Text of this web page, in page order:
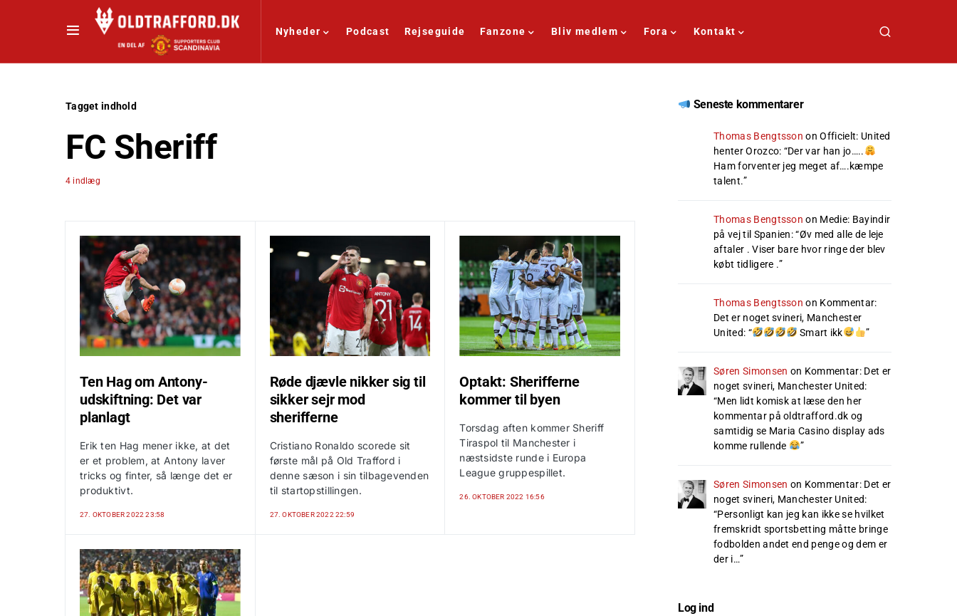
Nyheder Podcast Rejseguide Fanzone Bliv medlem Fora Kontakt
Tagget indhold
FC Sheriff
4 indlæg
Ten Hag om Antony-
udskiftning: Det var
planlagt
Erik ten Hag mener ikke, at det
er et problem, at Antony laver
tricks og finter, så længe det er
produktivt.
27. OKTOBER 2022 23:58
Røde djævle nikker sig til
sikker sejr mod
sherifferne
Cristiano Ronaldo scorede sit
første mål på Old Trafford i
denne sæson i sin tilbagevenden
til startopstillingen.
27. OKTOBER 2022 22:59
Optakt: Sherifferne
kommer til byen
Torsdag aften kommer Sheriff
Tiraspol til Manchester i
næstsidste runde i Europa
League gruppespillet.
26. OKTOBER 2022 16:56
Seneste kommentarer
Thomas Bengtsson onOfficielt: United
henter Orozco: “Der var han jo…..
Ham forventer jeg meget af….kæmpe
talent.”
Thomas Bengtsson on Medie: Bayindir
på vej til Spanien: “Øv med alle de leje
aftaler . Viser bare hvor ringe der blev
købt tidligere .”
Thomas Bengtsson on Kommentar:
Det er noget svineri, Manchester
United: “ Smart ikk ”
Søren Simonsen on Kommentar: Det er
noget svineri, Manchester United:
“Men lidt komisk at læse den her
kommentar på oldtrafford.dk og
samtidig se Maria Casino display ads
komme rullende
”
Søren Simonsen on Kommentar: Det er
noget svineri, Manchester United:
“Personligt kan jeg kan ikke se hvilket
fremskridt sportsbetting måtte bringe
fodbolden andet end penge og dem er
der i…”
Log ind